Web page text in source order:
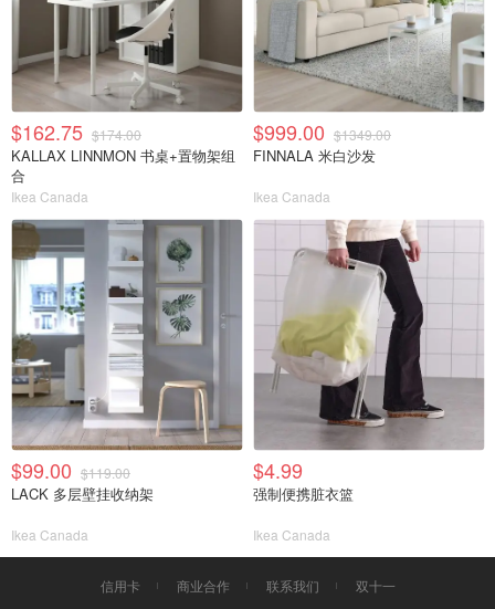
$162.75 $174.00
KALLAX LINNMON 书桌+置物架组
合
Ikea Canada
$999.00 $1349.00
FINNALA 米白沙发
Ikea Canada
$99.00 $119.00
LACK 多层壁挂收纳架
Ikea Canada
$4.99
强制便携脏衣篮
Ikea Canada
信用卡 商业合作 联系我们
双十一